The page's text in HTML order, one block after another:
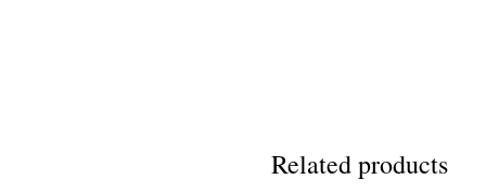
Related products